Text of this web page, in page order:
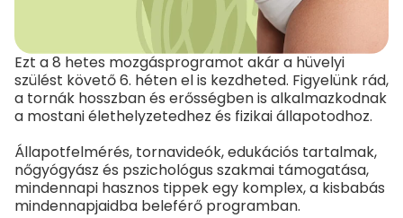
Ezt a 8 hetes mozgásprogramot akár a hüvelyi
szülést követő 6. héten el is kezdheted. Figyelünk rád,
a tornák hosszban és erősségben is alkalmazkodnak
a mostani élethelyzetedhez és fizikai állapotodhoz.
Állapotfelmérés, tornavideók, edukációs tartalmak,
nőgyógyász és pszichológus szakmai támogatása,
mindennapi hasznos tippek egy komplex, a kisbabás
mindennapjaidba beleférő programban.